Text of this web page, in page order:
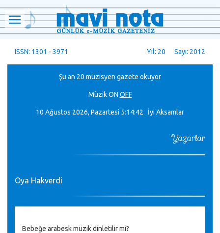
ISSN: 1301 - 3971 Yıl: 20 Sayı: 2012
Şu an 20 müzisyen gazete okuyor
MüzikON OFF
10 Ağustos 2026, Pazartesi 5:14:43 İyi Aksamlar
Yazarlar
Oya Hakverdi
Bebeğe arabesk müzik dinletilir mi?